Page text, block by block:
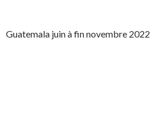
Guatemala juin à fin novembre 2022